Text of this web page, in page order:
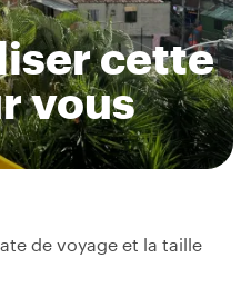
cette
vous
de voyage et la taille